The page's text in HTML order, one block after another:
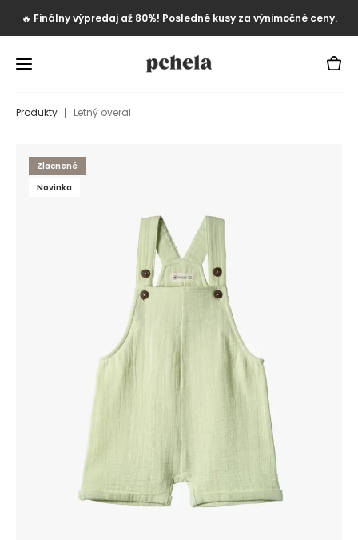
🔥 Finálny výpredaj až 80%! Posledné kusy za výnimočné ceny.
Produkty Letný overal
Zlacnené
Novinka